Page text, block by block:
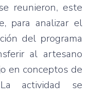
reunieron, este
, para analizar el
del programa
alartesano
en conceptos de
actividad se